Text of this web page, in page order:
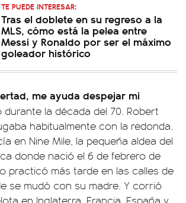
TE PUEDE INTERESAR:
Tras el doblete en su regreso a la
MLS, cómo está la pelea entre
Messi y Ronaldo por ser el máximo
goleador histórico
me ayuda despejar mi
durante la década del 70. Robert
habitualmente con la redonda.
en Nine Mile, la pequeña aldea del
donde nació el 6 de febrero de
practicó más tarde en las calles de
se mudó con su madre. Y corrió
en Inglaterra, Francia, España y